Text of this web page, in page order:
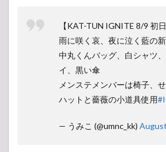
【KAT-TUN IGNITE 8/9 初日
雨に咲く哀、夜に泣く藍の
中丸くんバッグ、白シャツ
イ、黒い傘
メンステメンバーは椅子、
ハットと薔薇の小道具使用
— うみこ (@umnc_kk)